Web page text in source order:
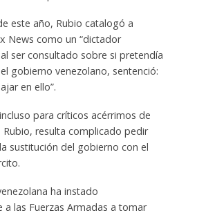
este año, Rubio catalogó a
News como un “dictador
ser consultado sobre si pretendía
gobierno venezolano, sentenció:
en ello”.
para críticos acérrimos de
resulta complicado pedir
sustitución del gobierno con el
ha instado
a las Fuerzas Armadas a tomar